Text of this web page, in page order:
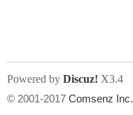
Powered by Discuz! X3.4
© 2001-2017 Comsenz Inc.